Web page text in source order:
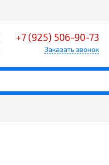
+7 (925) 506-90-73
Заказать звонок